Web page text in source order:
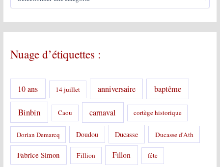
é
g
r
s
Nuage d’étiquettes :
10 ans 14 juillet anniversaire baptême
Binbin Caou carnaval cortège historique
Dorian Demarcq Doudou Ducasse Ducasse d'Ath
Fabrice Simon Fillion Fillon fête